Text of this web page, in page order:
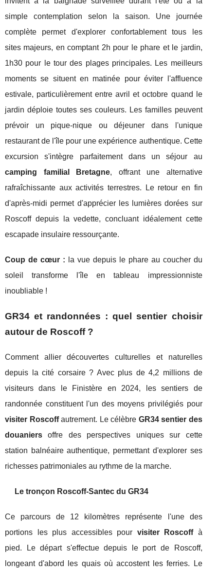
simple contemplation selon la saison. Une journée
complète permet d'explorer confortablement tous les
sites majeurs, en comptant 2h pour le phare et le jardin,
1h30 pour le tour des plages principales. Les meilleurs
moments se situent en matinée pour éviter l'affluence
estivale, particulièrement entre avril et octobre quand le
jardin déploie toutes ses couleurs. Les familles peuvent
prévoir un pique-nique ou déjeuner dans l'unique
restaurant de l'île pour une expérience authentique. Cette
excursion s'intègre parfaitement dans un séjour au
camping familial Bretagne, offrant une alternative
rafraîchissante aux activités terrestres. Le retour en fin
d'après-midi permet d'apprécier les lumières dorées sur
Roscoff depuis la vedette, concluant idéalement cette
escapade insulaire ressourçante.
Coup de cœur : la vue depuis le phare au coucher du
soleil transforme l'île en tableau impressionniste
inoubliable !
GR34 et randonnées : quel sentier choisir
autour de Roscoff ?
Comment allier découvertes culturelles et naturelles
depuis la cité corsaire ? Avec plus de 4,2 millions de
visiteurs dans le Finistère en 2024, les sentiers de
randonnée constituent l'un des moyens privilégiés pour
visiter Roscoffautrement. Le célèbre GR34 sentier des
douaniers offre des perspectives uniques sur cette
station balnéaire authentique, permettant d'explorer ses
richesses patrimoniales au rythme de la marche.
Le tronçon Roscoff-Santec du GR34
Ce parcours de 12 kilomètres représente l'une des
portions les plus accessibles pour visiter Roscoffà
pied. Le départ s'effectue depuis le port de Roscoff,
longeant d'abord les quais où accostent les ferries. Le